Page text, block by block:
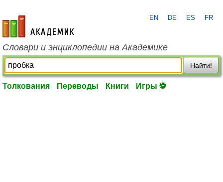
academic.ru
EN DE ES FR
Словари и энциклопедии на Академике
Найти!
Толкования Переводы Книги Игры ⚽